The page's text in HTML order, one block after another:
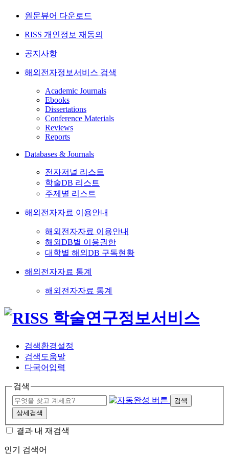
원문뷰어 다운로드
RISS 개인정보 재동의
공지사항
해외전자정보서비스 검색
Academic Journals
Ebooks
Dissertations
Conference Materials
Reviews
Reports
Databases & Journals
전자저널 리스트
학술DB 리스트
주제별 리스트
해외전자자료 이용안내
해외전자자료 이용안내
해외DB별 이용권한
대학별 해외DB 구독현황
해외전자자료 통계
해외전자자료 통계
검색환경설정
검색도움말
다국어입력
검색
검색
상세검색
결과 내 재검색
인기 검색어